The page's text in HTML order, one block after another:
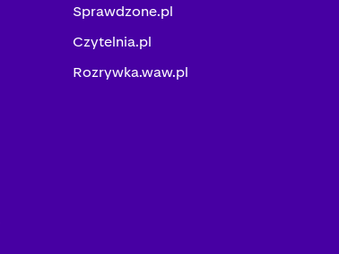
Sprawdzone.pl
Czytelnia.pl
Rozrywka.waw.pl